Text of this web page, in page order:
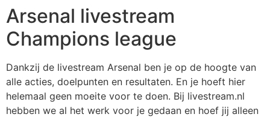
Arsenal livestream
Champions league
Dankzij de livestream Arsenal ben je op de hoogte van
alle acties, doelpunten en resultaten. En je hoeft hier
helemaal geen moeite voor te doen. Bij livestream.nl
hebben we al het werk voor je gedaan en hoef jij alleen